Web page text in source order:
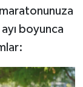
boyunca